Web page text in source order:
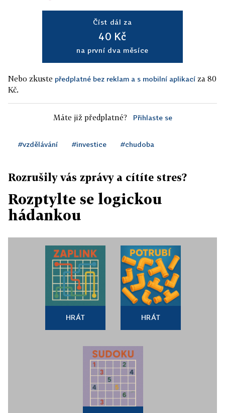
Číst dál za
40 Kč
na první dva měsíce
Nebo zkuste předplatné bez reklam a s mobilní aplikací za 80
Kč.
Máte již předplatné? Přihlaste se
#vzdělávání #investice #chudoba
Rozrušily vás zprávy a cítíte stres?
Rozptylte se logickou
hádankou
HRÁT HRÁT